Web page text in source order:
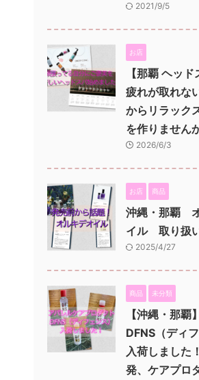
2021/9/5
お店
【那覇 ヘッ
疲れが取れな
からリラック
を作りません
2026/6/3
お店 商品
沖縄・那覇
イル 取り扱
2025/4/27
商品 未分類
【沖縄・那覇】
DFNS（ディフ
入荷しました
発、ケアプロ